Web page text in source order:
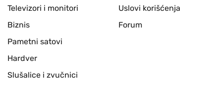
Televizori i monitori
Biznis
Pametni satovi
Hardver
Slušalice i zvučnici
Uslovi korišćenja
Forum